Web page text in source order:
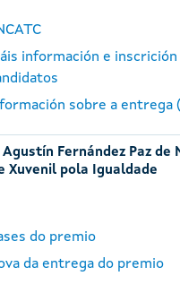
información e inscrición
sobre a entrega
Agustín Fernández Paz de
Xuvenil pola Igualdade
do premio
da entrega do premio